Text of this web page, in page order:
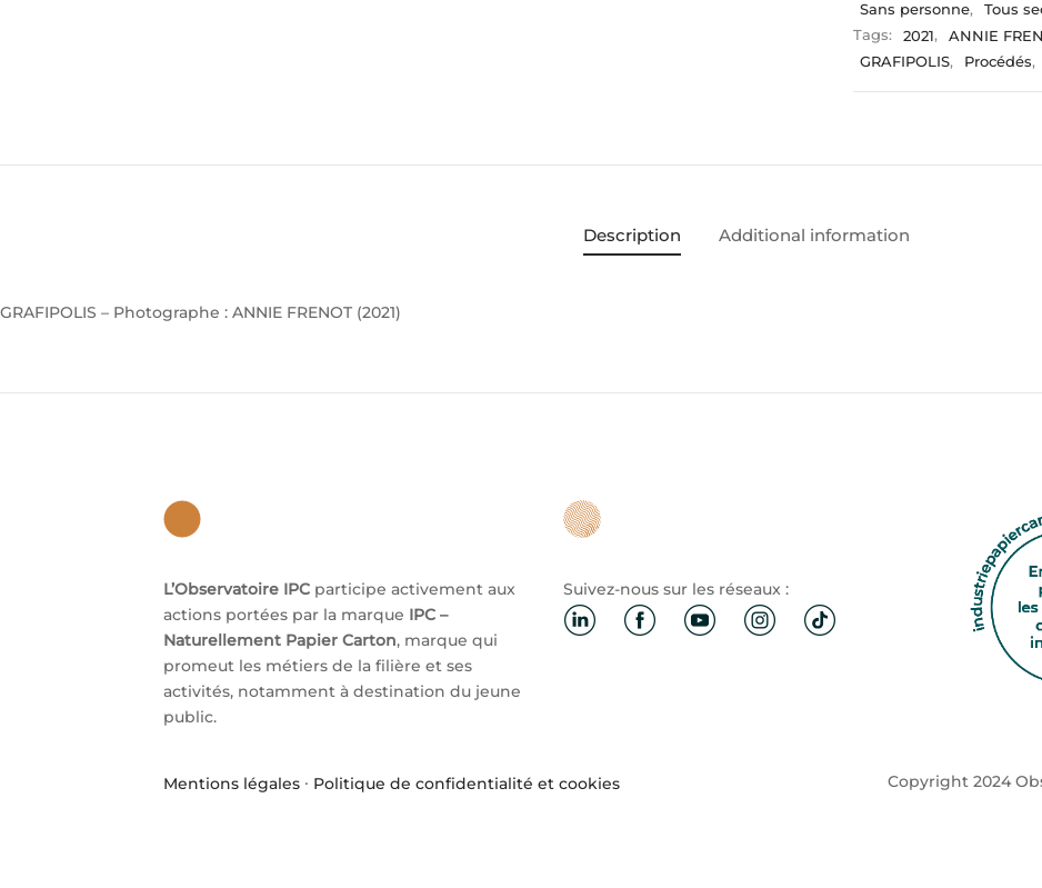
Sans personne,
Tous
Tags:
2021, ANNIE
GRAFIPOLIS, Procédés,
Description Additional information
GRAFIPOLIS – Photographe : ANNIE FRENOT (2021)
L’Observatoire IPC participe activement aux
actions portées par la marque IPC –
Naturellement Papier Carton, marque qui
promeut les métiers de la filière et ses
activités, notamment à destination du jeune
public.
Suivez-nous sur les réseaux :
Mentions légales · Politique de confidentialité et cookies Copyright 2024